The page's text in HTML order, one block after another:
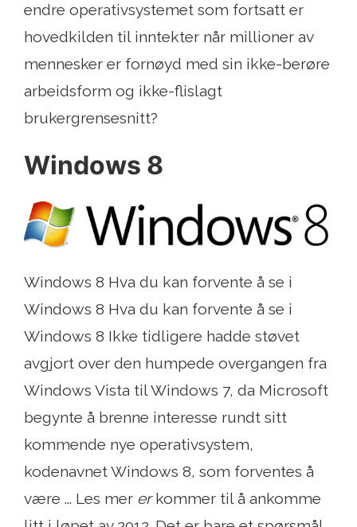
endre operativsystemet som fortsatt er
hovedkilden til inntekter når millioner av
mennesker er fornøyd med sin ikke-berøre
arbeidsform og ikke-flislagt
brukergrensesnitt?
Windows 8
Windows 8 Hva du kan forvente å se i
Windows 8 Hva du kan forvente å se i
Windows 8 Ikke tidligere hadde støvet
avgjort over den humpede overgangen fra
Windows Vista til Windows 7, da Microsoft
begynte å brenne interesse rundt sitt
kommende nye operativsystem,
kodenavnet Windows 8, som forventes å
være ... Les mer erkommer til å ankomme